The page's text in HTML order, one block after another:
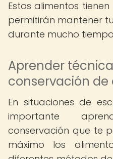
Estos alimentos
permitirán mantener
durante mucho
Aprender
conservación
En situaciones de
importante
conservación que te
máximo los